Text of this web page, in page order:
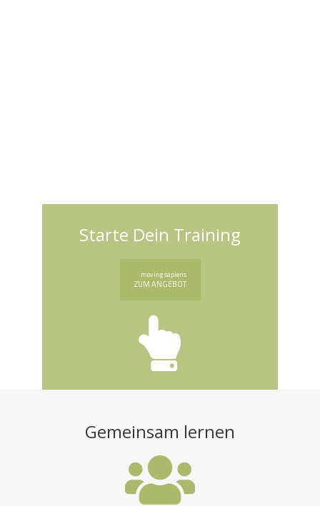
Starte Dein Training
moving sapiens
ZUM ANGEBOT
Gemeinsam lernen